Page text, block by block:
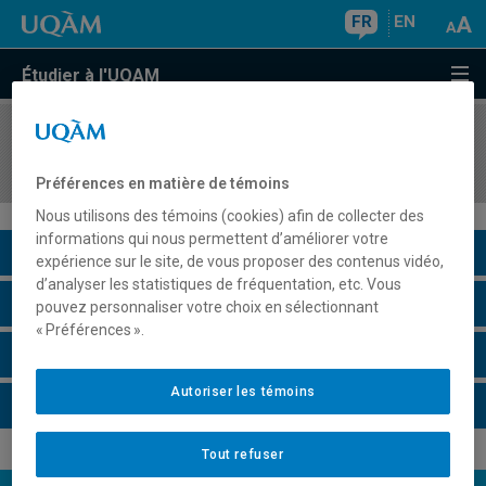
FR EN
Étudier à l'UQAM
COURS//
Description du cours
Horaire - Été 2026
Préférences en matière de témoins
Nous utilisons des témoins (cookies) afin de collecter des
informations qui nous permettent d’améliorer votre
expérience sur le site, de vous proposer des contenus vidéo,
d’analyser les statistiques de fréquentation, etc. Vous
pouvez personnaliser votre choix en sélectionnant
« Préférences ».
Tout refuser
Autoriser les témoins